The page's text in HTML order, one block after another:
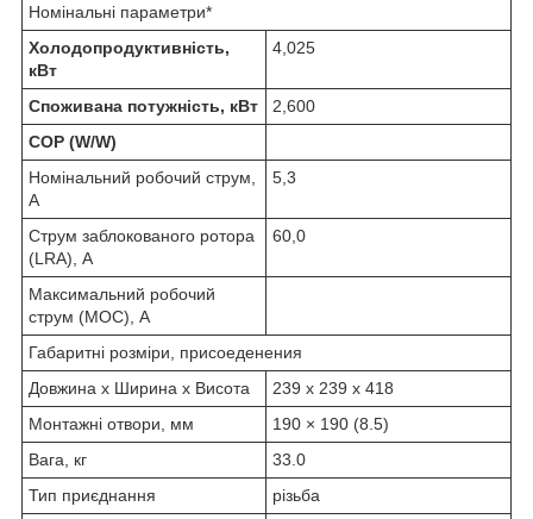
Номінальні параметри*
Холодопродуктивність,
кВт
4,025
Споживана потужність, кВт
2,600
COP (W/W)
Номінальний робочий струм,
А
5,3
Струм заблокованого ротора
(LRA), А
60,0
Максимальний робочий
струм (MOC), А
Габаритні розміри, присоеденения
Довжина х Ширина х Висота
239 х 239 х 418
Монтажні отвори, мм
190 × 190 (8.5)
Вага, кг
33.0
Тип приєднання
різьба